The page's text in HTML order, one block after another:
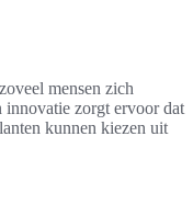
mensen zich
innovatie zorgt ervoor dat
kunnen kiezen uit